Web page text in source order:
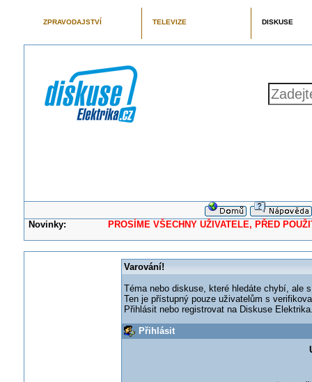
ZPRAVODAJSTVÍ TELEVIZE DISKUSE
Novinky: PROSÍME VŠECHNY UŽIVATELE, PŘED
Varování!
Téma nebo diskuse, které hledáte chybí, ale
Ten je přístupný pouze uživatelům s
Přihlásit nebo registrovat na Diskuse
Přihlásit